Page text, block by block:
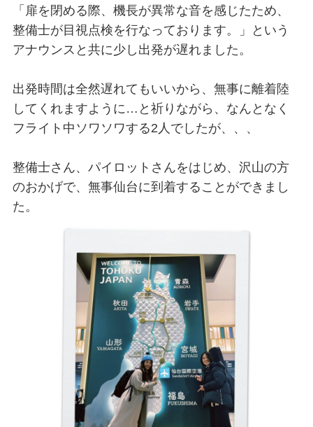
「扉を閉める際、機長が異常な音を感じたため、
整備士が目視点検を行なっております。」という
アナウンスと共に少し出発が遅れました。
出発時間は全然遅れてもいいから、無事に離着陸
してくれますように…と祈りながら、なんとなく
フライト中ソワソワする2人でしたが、、、
整備士さん、パイロットさんをはじめ、沢山の方
のおかげで、無事仙台に到着することができまし
た。